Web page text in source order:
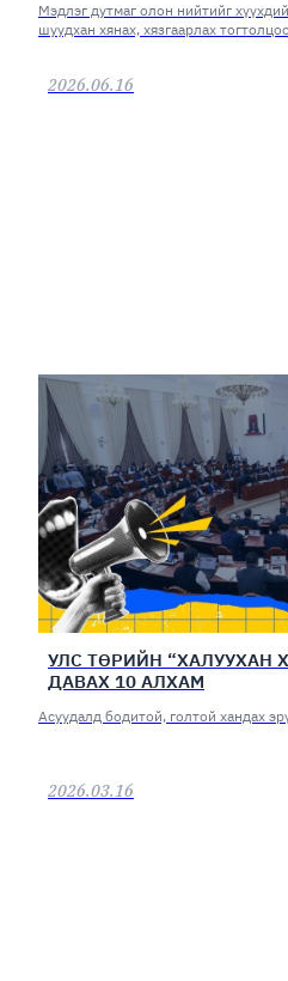
Мэдлэг дутмаг олон нийтийг
шуудхан хянах, хязгаарлах
2026.06.16
УЛС ТӨРИЙН “ХАЛУУХАН
ДАВАХ 10 АЛХАМ
Асуудалд бодитой, голтой хандах
2026.03.16